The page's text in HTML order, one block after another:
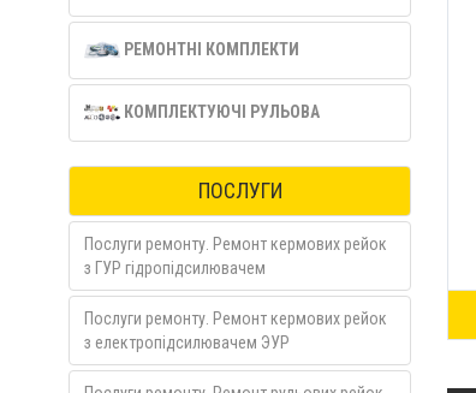
РЕМОНТНІ КОМПЛЕКТИ
КОМПЛЕКТУЮЧІ РУЛЬОВА
ПОСЛУГИ
Послуги ремонту. Ремонт кермових рейок
з ГУР гідропідсилювачем
Послуги ремонту. Ремонт кермових рейок
з електропідсилювачем ЭУР